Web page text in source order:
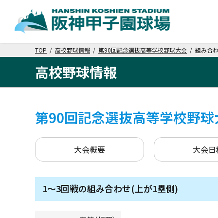
TOP / 高校野球情報 / 第90回記念選抜高等学校野球大会 / 組み合
高校野球情報
第90回記念選抜高等学校野
大会概要 大会
1～3回戦の組み合わせ(上が1塁側)